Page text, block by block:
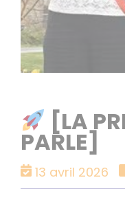
[LA
PARLE]
13 avril 2026